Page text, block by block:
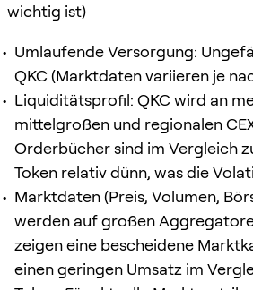
wichtig ist)
Umlaufende Versorgung:
QKC (Marktdaten variieren je
Liquiditätsprofil: QKC wird an
mittelgroßen und regionalen
Orderbücher sind im Vergleich
Token relativ dünn, was die
Marktdaten (Preis, Volumen,
werden auf großen
zeigen eine bescheidene
einen geringen Umsatz im